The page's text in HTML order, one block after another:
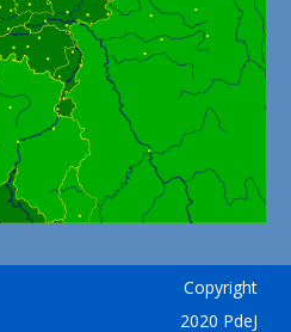
Copyright
2020 PdeJ